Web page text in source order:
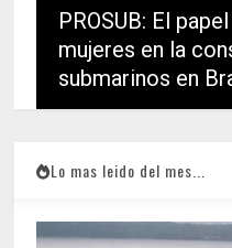
PROSUB: El
mujeres en la
submarinos en
Lo mas leido del mes...